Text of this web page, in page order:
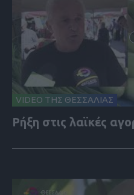
VIDEO ΤΗΣ ΘΕΣΣΑΛΙΑΣ
Ρήξη στις λαϊκές